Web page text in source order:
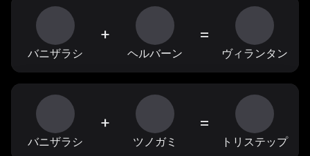
バニザラシ
+
ヘルバーン
=
ヴィランタン
バニザラシ
+
ツノガミ
=
トリステップ